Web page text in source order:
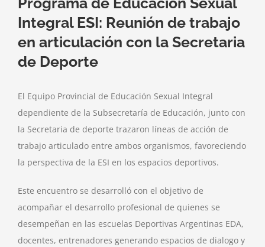
Integral ESI: Reunión de trabajo
en articulación con la Secretaria
de Deporte
El Equipo Provincial de Educación Sexual Integral
dependiente de la Subsecretaría de Educación, junto con
la Secretaria de deporte trazaron líneas de acción de
trabajo articulado entre ambos organismos, favoreciendo
la perspectiva de la ESI en los espacios deportivos.
Este encuentro se desarrolló con el objetivo de
acompañar el desarrollo profesional de quienes se
desempeñan en las escuelas Deportivas Argentinas EDA,
docentes, entrenadores generando espacios de dialogo y